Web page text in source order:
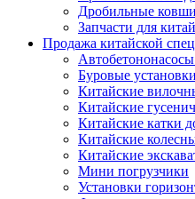
Дробильные ковши
Запчасти для
Продажа китайской
Буровые установки
Китайские
Китайские
Китайские катки
Китайские
Китайские
Мини погрузчики
Установки